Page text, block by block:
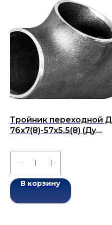
Тройник переходной
76x7(8)-57x5,5(8) (Ду
17376-2001
В корзину